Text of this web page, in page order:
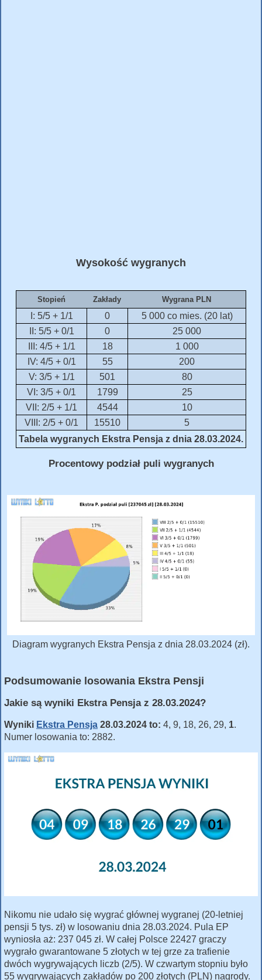
Wysokość wygranych
Stopień Zakłady Wygrana PLN
I: 5/5 + 1/1 0
5 000 co mies. (20 lat)
II: 5/5 + 0/1
0
25 000
III: 4/5 + 1/1
18
1 000
IV: 4/5 + 0/1
55
200
V: 3/5 + 1/1
501
80
VI: 3/5 + 0/1
1799
25
VII: 2/5 + 1/1
4544
10
VIII: 2/5 + 0/1
15510
5
Tabela wygranych Ekstra Pensja z dnia 28.03.2024.
Procentowy podział puli wygranych
Diagram wygranych Ekstra Pensja z dnia 28.03.2024 (zł).
Podsumowanie losowania Ekstra Pensji
Jakie są wyniki Ekstra Pensja z 28.03.2024?
Wyniki Ekstra Pensja 28.03.2024 to: 4, 9, 18, 26, 29, 1.
Numer losowania to: 2882.
Nikomu nie udało się wygrać głównej wygranej (20-letniej
pensji 5 tys. zł) w losowaniu dnia 28.03.2024. Pula EP
wyniosła aż: 237 045 zł. W całej Polsce 22427 graczy
wygrało gwarantowane 5 złotych w tej grze za trafienie
dwóch wygrywających liczb (2/5). W czwartym stopniu było
55 wygrywających zakładów po 200 złotych (PLN) nagrody.